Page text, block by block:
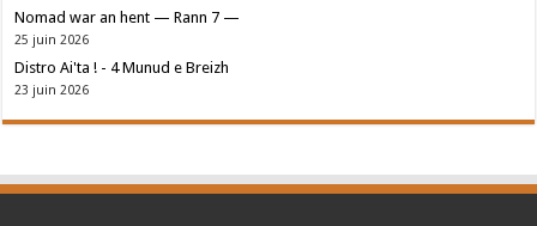
Nomad war an hent — Rann 7 —
25 juin 2026
Distro Ai'ta ! - 4 Munud e Breizh
23 juin 2026